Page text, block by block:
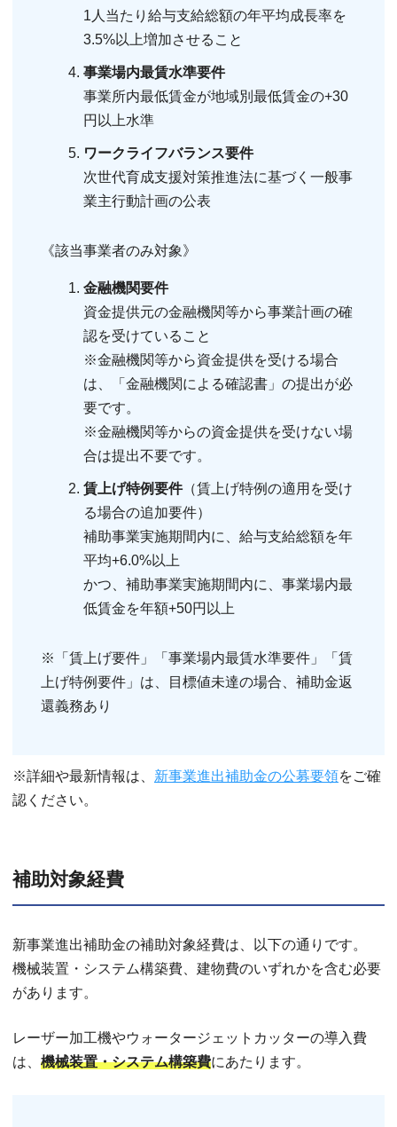
1人当たり給与支給総額の年平均成長率を
3.5%以上増加させること
事業場内最賃水準要件
事業所内最低賃金が地域別最低賃金の+30
円以上水準
ワークライフバランス要件
次世代育成支援対策推進法に基づく一般事
業主行動計画の公表
《該当事業者のみ対象》
金融機関要件
資金提供元の金融機関等から事業計画の確
認を受けていること
※金融機関等から資金提供を受ける場合
は、「金融機関による確認書」の提出が必
要です。
※金融機関等からの資金提供を受けない場
合は提出不要です。
賃上げ特例要件（賃上げ特例の適用を受け
る場合の追加要件）
補助事業実施期間内に、給与支給総額を年
平均+6.0%以上
かつ、補助事業実施期間内に、事業場内最
低賃金を年額+50円以上
※「賃上げ要件」「事業場内最賃水準要件」「賃
上げ特例要件」は、目標値未達の場合、補助金返
還義務あり
※詳細や最新情報は、 新事業進出補助金の公募要領をご確
認ください。
補助対象経費
新事業進出補助金の補助対象経費は、以下の通りです。
機械装置・システム構築費、建物費のいずれかを含む必要
があります。
レーザー加工機やウォータージェットカッターの導入費
は、 機械装置・システム構築費にあたります。